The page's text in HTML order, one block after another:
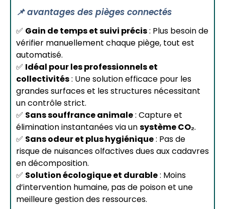
📌 avantages des pièges connectés
✅ Gain de temps et suivi précis: Plus besoin de
vérifier manuellement chaque piège, tout est
automatisé.
✅ Idéal pour les professionnels et
collectivités: Une solution efficace pour les
grandes surfaces et les structures nécessitant
un contrôle strict.
✅ Sans souffrance animale: Capture et
élimination instantanées via unsystème CO₂.
✅ Sans odeur et plus hygiénique: Pas de
risque de nuisances olfactives dues aux cadavres
en décomposition.
✅ Solution écologique et durable: Moins
d’intervention humaine, pas de poison et une
meilleure gestion des ressources.